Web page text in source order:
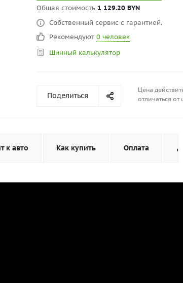
Общая стоимость 1 129.20 BYN
Собственный сервис с гарантией.
Рекомендуют 0 человек
Шинный калькулятор
Поделиться
Цена
отличаться
к авто Как купить Оплата